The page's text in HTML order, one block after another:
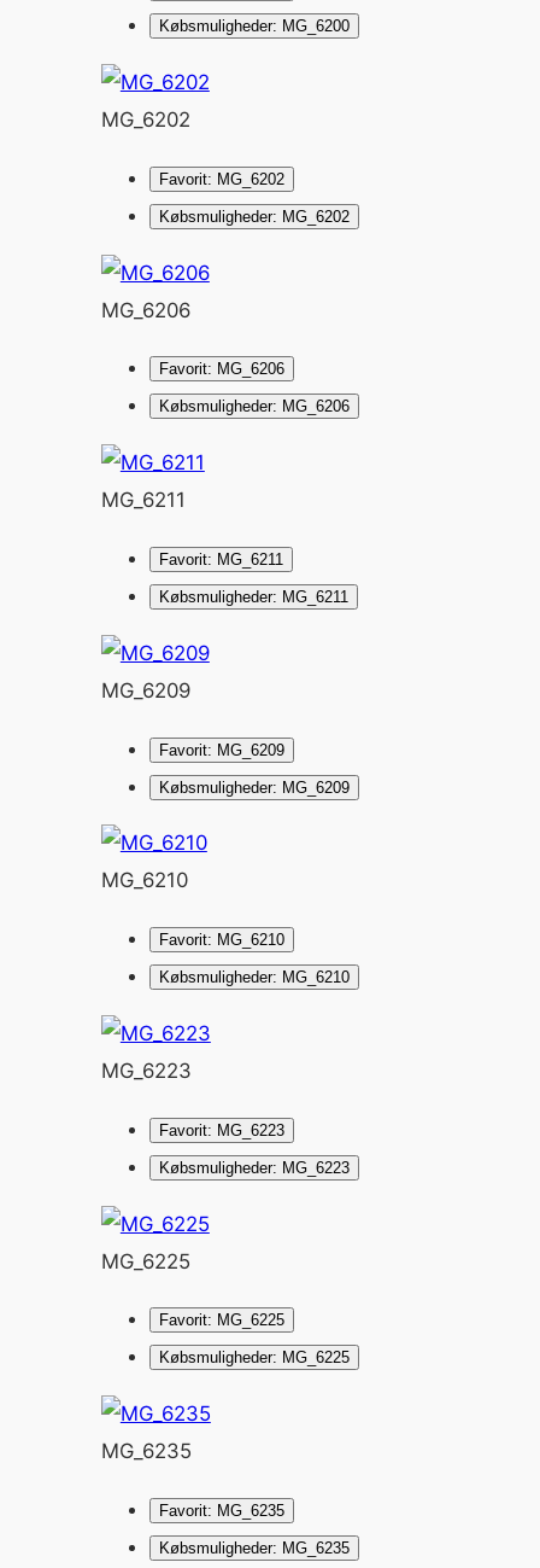
Købsmuligheder: MG_6200
MG_6202
Favorit: MG_6202
Købsmuligheder: MG_6202
MG_6206
Favorit: MG_6206
Købsmuligheder: MG_6206
MG_6211
Favorit: MG_6211
Købsmuligheder: MG_6211
MG_6209
Favorit: MG_6209
Købsmuligheder: MG_6209
MG_6210
Favorit: MG_6210
Købsmuligheder: MG_6210
MG_6223
Favorit: MG_6223
Købsmuligheder: MG_6223
MG_6225
Favorit: MG_6225
Købsmuligheder: MG_6225
MG_6235
Favorit: MG_6235
Købsmuligheder: MG_6235